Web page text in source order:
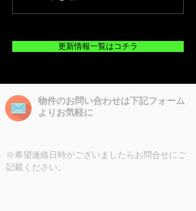
更新情報一覧はコチラ
物件のお問い合わせは下記フォーム
よりお気軽に
※希望連絡日時がございましたらお問合せにご
記載ください。